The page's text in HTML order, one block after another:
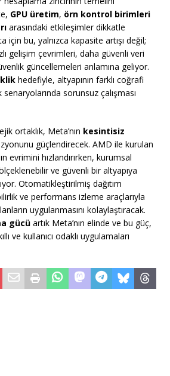
GPU üretim, örn kontrol birimleri
arasındaki etkileşimler dikkatle
için bu, yalnızca kapasite artışı değil;
gelişim çevrimleri, daha güvenli veri
güncellemeleri anlamına geliyor.
hedefiyle, altyapının farklı coğrafi
sorunsuz çalışması
ortaklık, Meta’nın kesintisiz
güçlendirecek. AMD ile kurulan
evrimini hızlandırırken, kurumsal
ve güvenli bir altyapıya
Otomatikleştirilmiş dağıtım
ve performans izleme araçlarıyla
uygulanmasını kolaylaştıracak.
gücü artık Meta’nın elinde ve bu güç,
ve kullanıcı odaklı uygulamaları